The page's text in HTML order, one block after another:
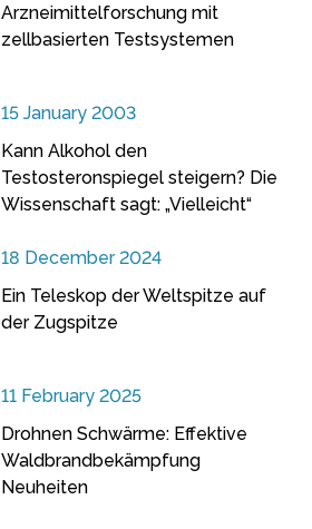
Arzneimittelforschung mit
zellbasierten Testsystemen
15 January 2003
Kann Alkohol den
Testosteronspiegel steigern? Die
Wissenschaft sagt: „Vielleicht“
18 December 2024
Ein Teleskop der Weltspitze auf
der Zugspitze
11 February 2025
Drohnen Schwärme: Effektive
Waldbrandbekämpfung
Neuheiten